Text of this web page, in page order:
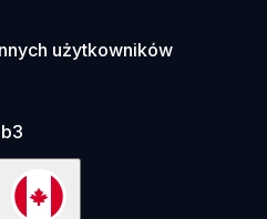
użytkowników